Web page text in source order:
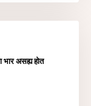
भार असह्य होत